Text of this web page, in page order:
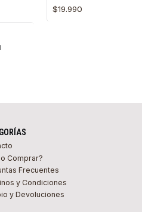
$19.990
Comprar?
Frecuentes
y Condiciones
y Devoluciones